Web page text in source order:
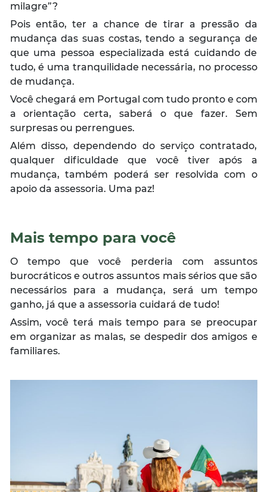
milagre”?
Pois então, ter a chance de tirar a pressão da
mudança das suas costas, tendo a segurança de
que uma pessoa especializada está cuidando de
tudo, é uma tranquilidade necessária, no processo
de mudança.
Você chegará em Portugal com tudo pronto e com
a orientação certa, saberá o que fazer. Sem
surpresas ou perrengues.
Além disso, dependendo do serviço contratado,
qualquer dificuldade que você tiver após a
mudança, também poderá ser resolvida com o
apoio da assessoria. Uma paz!
Mais tempo para você
O tempo que você perderia com assuntos
burocráticos e outros assuntos mais sérios que são
necessários para a mudança, será um tempo
ganho, já que a assessoria cuidará de tudo!
Assim, você terá mais tempo para se preocupar
em organizar as malas, se despedir dos amigos e
familiares.